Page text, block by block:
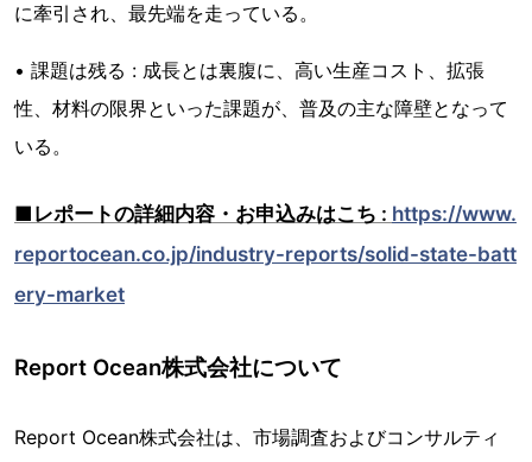
に牽引され、最先端を走っている。
• 課題は残る : 成長とは裏腹に、高い生産コスト、拡張
性、材料の限界といった課題が、普及の主な障壁となって
いる。
■レポートの詳細内容・お申込みはこち : https://www.
reportocean.co.jp/industry-reports/solid-state-batt
ery-market
Report Ocean株式会社について
Report Ocean株式会社は、市場調査およびコンサルティ